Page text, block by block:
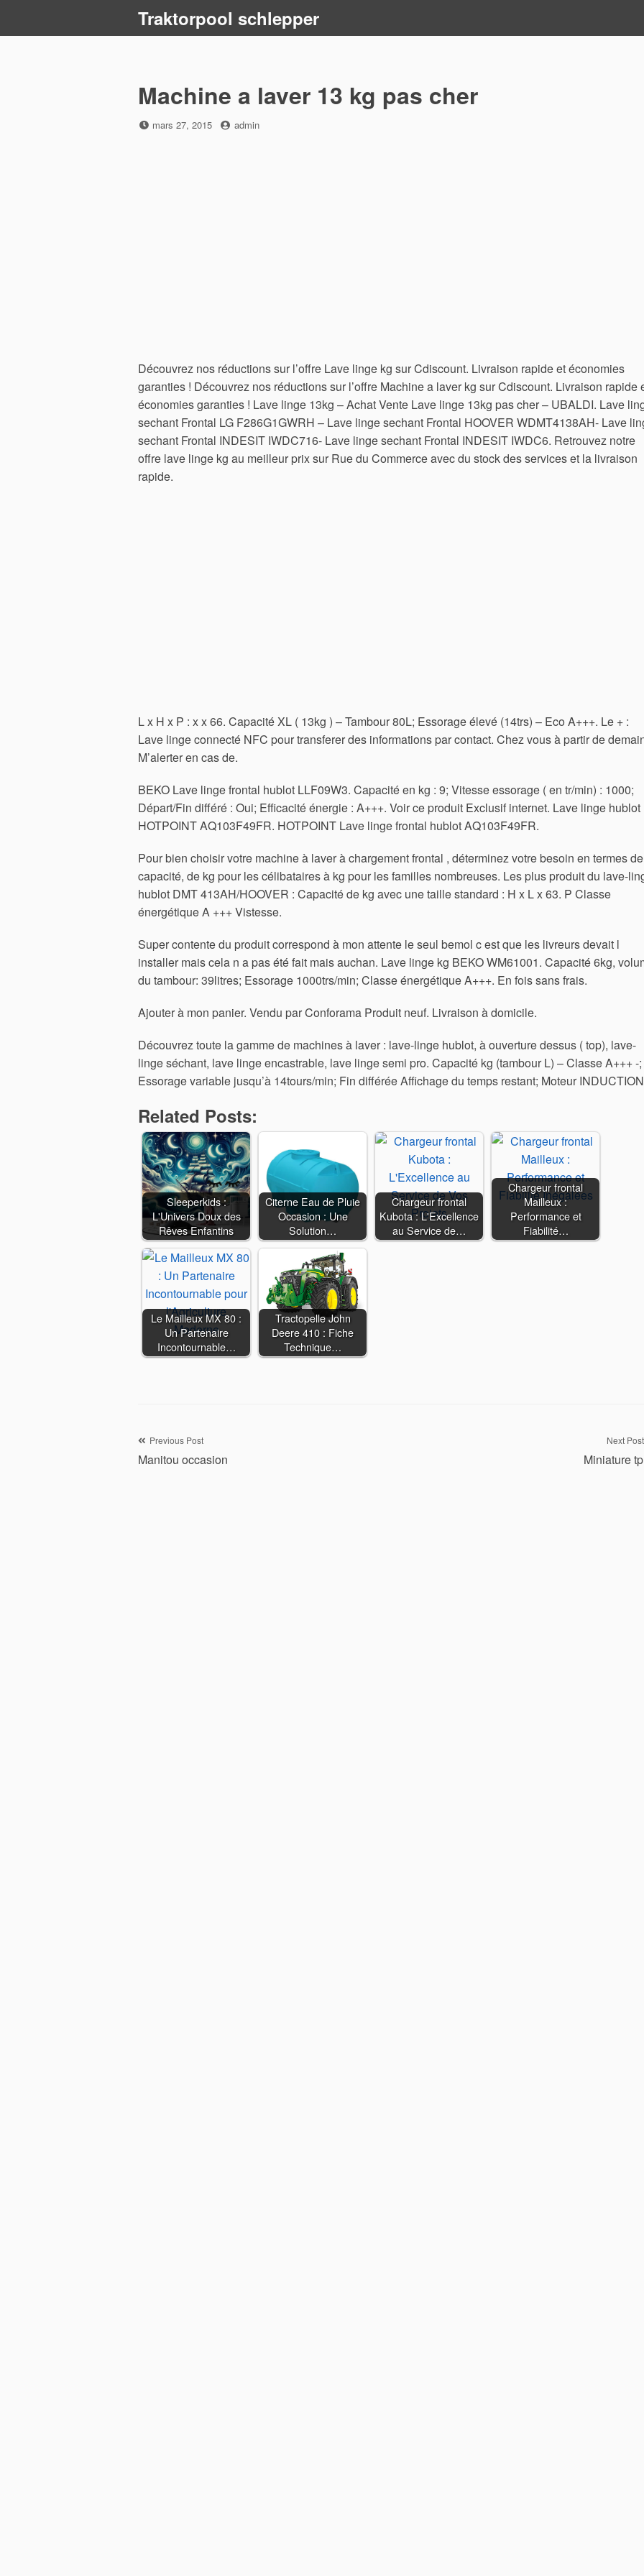
Traktorpool schlepper
Machine a laver 13 kg pas cher
Posted
mars 27, 2015 by
admin
Découvrez nos réductions sur l’offre Lave linge kg sur Cdiscount. Livraison rapide et économies
garanties ! Découvrez nos réductions sur l’offre Machine a laver kg sur Cdiscount. Livraison rapide
économies garanties ! Lave linge 13kg – Achat Vente Lave linge 13kg pas cher – UBALDI. Lave
sechant Frontal LG F286G1GWRH – Lave linge sechant Frontal HOOVER WDMT4138AH- Lave
sechant Frontal INDESIT IWDC716- Lave linge sechant Frontal INDESIT IWDC6. Retrouvez notre
offre lave linge kg au meilleur prix sur Rue du Commerce avec du stock des services et la livraison
rapide.
L x H x P : x x 66. Capacité XL ( 13kg ) – Tambour 80L; Essorage élevé (14trs) – Eco A+++. Le + :
Lave linge connecté NFC pour transferer des informations par contact. Chez vous à partir de
M’alerter en cas de.
BEKO Lave linge frontal hublot LLF09W3. Capacité en kg : 9; Vitesse essorage ( en tr/min) : 1000;
Départ/Fin différé : Oui; Efficacité énergie : A+++. Voir ce produit Exclusif internet. Lave linge hublot
HOTPOINT AQ103F49FR. HOTPOINT Lave linge frontal hublot AQ103F49FR.
Pour bien choisir votre machine à laver à chargement frontal , déterminez votre besoin en termes de
capacité, de kg pour les célibataires à kg pour les familles nombreuses. Les plus produit du lave-
hublot DMT 413AH/HOOVER : Capacité de kg avec une taille standard : H x L x 63. P Classe
énergétique A +++ Vistesse.
Super contente du produit correspond à mon attente le seul bemol c est que les livreurs devait l
installer mais cela n a pas été fait mais auchan. Lave linge kg BEKO WM61001. Capacité 6kg,
du tambour: 39litres; Essorage 1000trs/min; Classe énergétique A+++. En fois sans frais.
Ajouter à mon panier. Vendu par Conforama Produit neuf. Livraison à domicile.
Découvrez toute la gamme de machines à laver : lave-linge hublot, à ouverture dessus ( top), lave-
linge séchant, lave linge encastrable, lave linge semi pro. Capacité kg (tambour L) – Classe A+++ -;
Essorage variable jusqu’à 14tours/min; Fin différée Affichage du temps restant; Moteur
Related Posts:
Sleeperkids :
L'Univers Doux des
Rêves Enfantins
Citerne Eau de Pluie
Occasion : Une
Solution…
Chargeur frontal
Kubota : L'Excellence
au Service de…
Chargeur frontal
Mailleux :
Performance et
Fiabilité…
Le Mailleux MX 80 :
Un Partenaire
Incontournable…
Tractopelle John
Deere 410 : Fiche
Technique…
Navigation
Previous Post
Manitou occasion
Next Post
Miniature